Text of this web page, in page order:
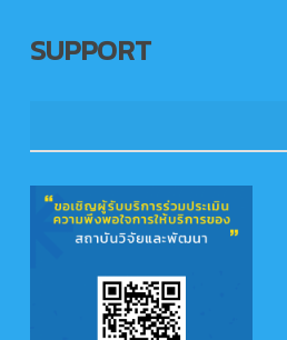
SUPPORT